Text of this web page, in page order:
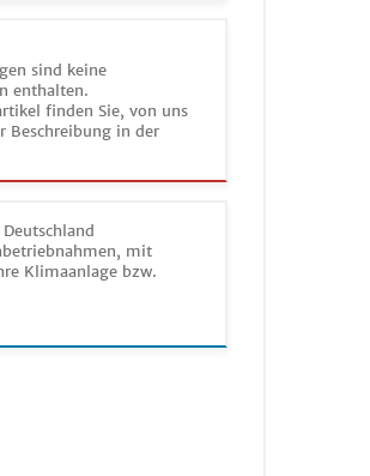
sind keine
enthalten.
finden Sie, von uns
Beschreibung in der
mit
Klimaanlage bzw.